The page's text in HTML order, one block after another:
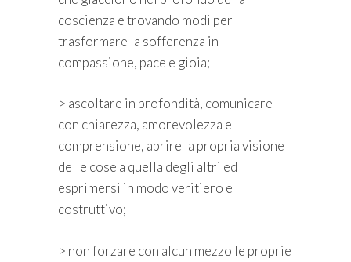
coscienza e trovando modi per
trasformare la sofferenza in
compassione, pace e gioia;
> ascoltare in profondità, comunicare
con chiarezza, amorevolezza e
comprensione, aprire la propria visione
delle cose a quella degli altri ed
esprimersi in modo veritiero e
costruttivo;
> non forzare con alcun mezzo le proprie